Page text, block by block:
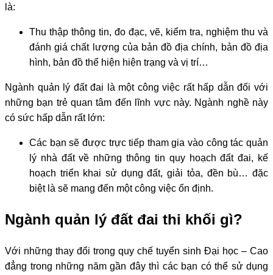
là:
Thu thập thông tin, đo đạc, vẽ, kiểm tra, nghiệm thu và
đánh giá chất lượng của bản đồ địa chính, bản đồ địa
hình, bản đồ thể hiện hiện trạng và vị trí…
Ngành quản lý đất đai là một công việc rất hấp dẫn đối với
những bạn trẻ quan tâm đến lĩnh vực này. Ngành nghề này
có sức hấp dẫn rất lớn:
Các bạn sẽ được trực tiếp tham gia vào công tác quản
lý nhà đất về những thông tin quy hoạch đất đai, kế
hoạch triển khai sử dụng đất, giải tỏa, đền bù… đặc
biệt là sẽ mang đến một công việc ổn định.
Ngành quản lý đất đai thi khối gì?
Với những thay đổi trong quy chế tuyển sinh Đại học – Cao
đẳng trong những năm gần đây thì các bạn có thể sử dụng